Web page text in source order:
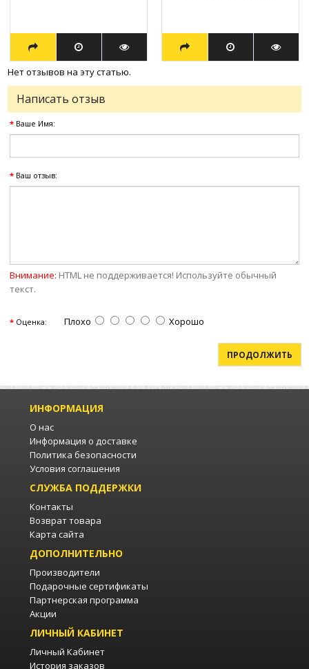
Нет отзывов на эту статью.
Написать отзыв
Ваше Имя:
Ваш отзыв:
Внимание: HTML не поддерживается! Используйте обычный
текст.
Оценка: Плохо Хорошо
ПРОДОЛЖИТЬ
ИНФОРМАЦИЯ
О нас
Информация о доставке
Политика безопасности
Условия соглашения
СЛУЖБА ПОДДЕРЖКИ
Контакты
Возврат товара
Карта сайта
ДОПОЛНИТЕЛЬНО
Производители
Подарочные сертификаты
Партнерская программа
Акции
ЛИЧНЫЙ КАБИНЕТ
Личный Кабинет
История заказов